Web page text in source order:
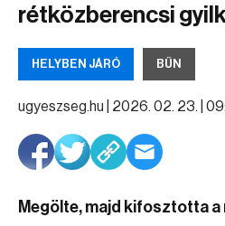
rétközberencsi
HELYBEN JÁRÓ BŰN
ugyeszseg.hu | 2026. 02. 23. |
Megölte, majd kifosztotta a